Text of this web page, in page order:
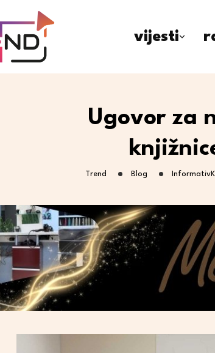
vijesti
Ugovor za
Trend Blog